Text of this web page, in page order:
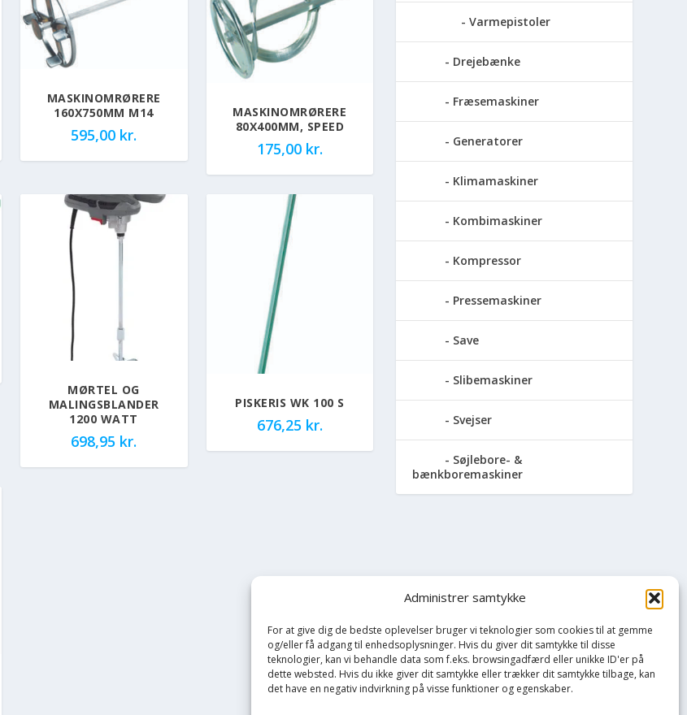
Administrer samtykke
For at give dig de bedste oplevelser bruger vi teknologier som cookies til at gemme
og/eller få adgang til enhedsoplysninger. Hvis du giver dit samtykke til disse
teknologier, kan vi behandle data som f.eks. browsingadfærd eller unikke ID'er på
dette websted. Hvis du ikke giver dit samtykke eller trækker dit samtykke tilbage, kan
det have en negativ indvirkning på visse funktioner og egenskaber.
MASKINOMRØRERE
160X750MM M14
595,00 kr.
MASKINOMRØRERE
80X400MM, SPEED
175,00 kr.
MØRTEL OG
MALINGSBLANDER
1200 WATT
698,95 kr.
PISKERIS WK 100 S
676,25 kr.
Varmepistoler
Drejebænke
Fræsemaskiner
Generatorer
Klimamaskiner
Kombimaskiner
Kompressor
Pressemaskiner
Save
Slibemaskiner
Svejser
Søjlebore- &
bænkboremaskiner